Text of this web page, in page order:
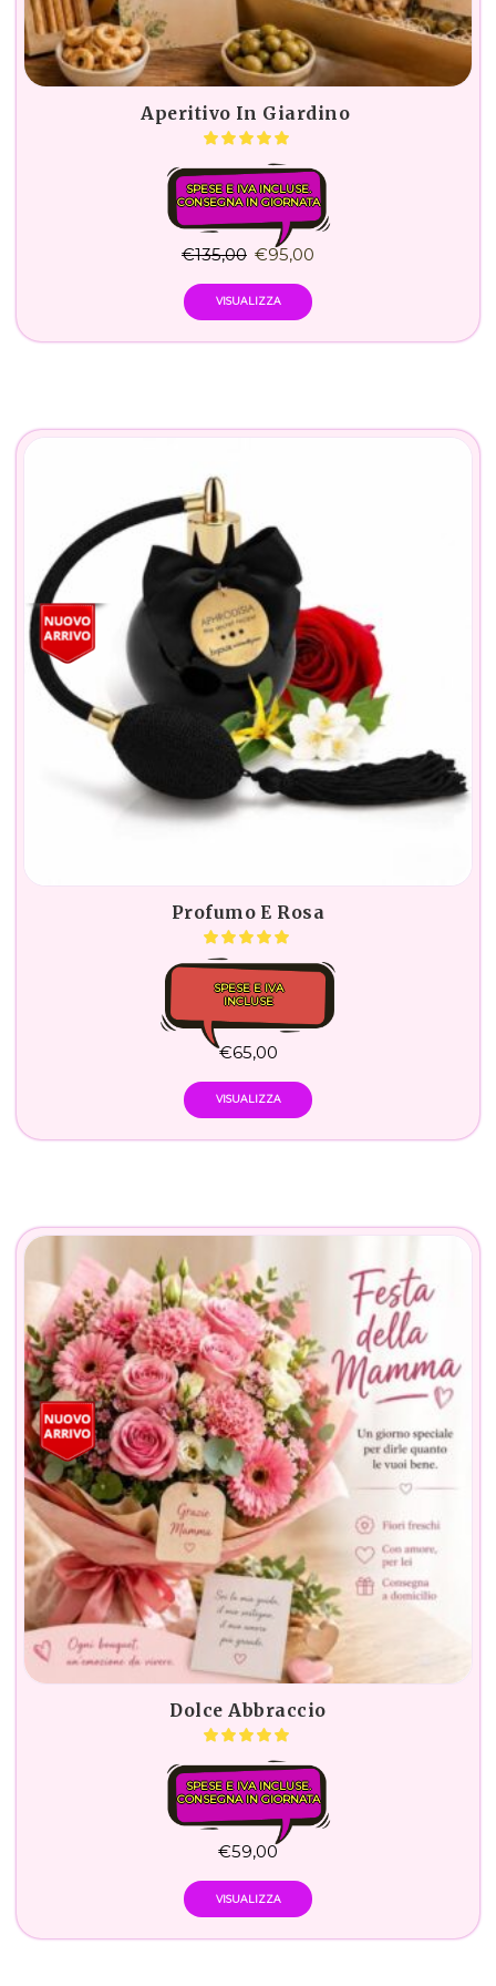
Aperitivo In Giardino
SPESE E IVA INCLUSE.
CONSEGNA IN GIORNATA
€135,00 €95,00
VISUALIZZA
Profumo E Rosa
SPESE E IVA
INCLUSE
€65,00
VISUALIZZA
Dolce Abbraccio
SPESE E IVA INCLUSE.
CONSEGNA IN GIORNATA
€59,00
VISUALIZZA